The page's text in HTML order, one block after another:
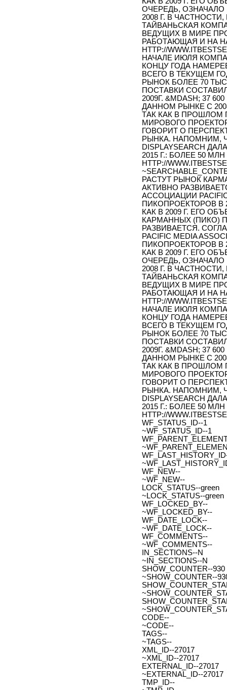
ОЧЕРЕДЬ,
2008 Г. В
ТАЙВАНЬСКАЯ
ВЕДУЩИХ В МИРЕ
РАБОТАЮЩАЯ И НА
HTTP://
НАЧАЛЕ ИЮЛЯ
КОНЦУ ГОДА
ВСЕГО В ТЕКУЩЕМ
РЫНОК БОЛЕЕ 70
ПОСТАВКИ
2009Г. &MDASH; 37
ДАННОМ РЫНКЕ С
ТАК КАК В ПРОШЛОМ
МИРОВОГО
ГОВОРИТ О
РЫНКА. НАПОМНИМ,
DISPLAYSEARCH
2015 Г.: БОЛЕЕ 50
HTTP://
РАСТУТ РЫНОК
АКТИВНО
АССОЦИАЦИИ
ПИКОПРОЕКТОРОВ В
КАК В 2009 Г. ЕГО
КАРМАННЫХ (ПИКО)
РАЗВИВАЕТСЯ.
PACIFIC MEDIA
ПИКОПРОЕКТОРОВ В
КАК В 2009 Г. ЕГО
ОЧЕРЕДЬ,
2008 Г. В
ТАЙВАНЬСКАЯ
ВЕДУЩИХ В МИРЕ
РАБОТАЮЩАЯ И НА
HTTP://
НАЧАЛЕ ИЮЛЯ
КОНЦУ ГОДА
ВСЕГО В ТЕКУЩЕМ
РЫНОК БОЛЕЕ 70
ПОСТАВКИ
2009Г. &MDASH; 37
ДАННОМ РЫНКЕ С
ТАК КАК В ПРОШЛОМ
МИРОВОГО
ГОВОРИТ О
РЫНКА. НАПОМНИМ,
DISPLAYSEARCH
2015 Г.: БОЛЕЕ 50
HTTP://
WF_STATUS_ID--1
~WF_STATUS_ID--1
WF_NEW--
~WF_NEW--
LOCK_STATUS--green
~LOCK_STATUS--green
WF_LOCKED_BY--
~WF_LOCKED_BY--
WF_DATE_LOCK--
~WF_DATE_LOCK--
WF_COMMENTS--
~WF_COMMENTS--
IN_SECTIONS--N
~IN_SECTIONS--N
SHOW_COUNTER--930
~SHOW_COUNTER--
CODE--
~CODE--
TAGS--
~TAGS--
XML_ID--27017
~XML_ID--27017
EXTERNAL_ID--27017
~EXTERNAL_ID--27017
TMP_ID--